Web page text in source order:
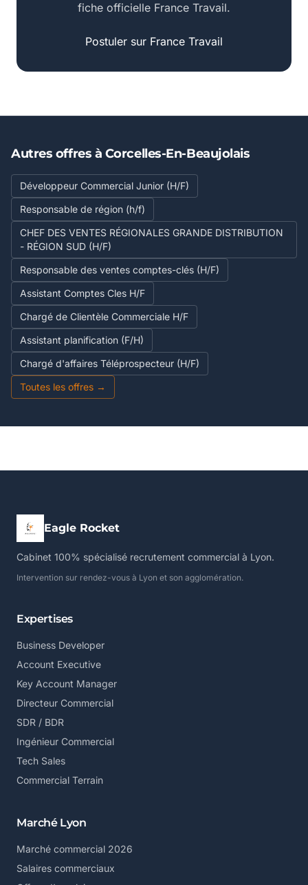
fiche officielle France Travail.
Postuler sur France Travail
Autres offres à Corcelles-En-Beaujolais
Développeur Commercial Junior (H/F)
Responsable de région (h/f)
CHEF DES VENTES RÉGIONALES GRANDE DISTRIBUTION
- RÉGION SUD (H/F)
Responsable des ventes comptes-clés (H/F)
Assistant Comptes Cles H/F
Chargé de Clientèle Commerciale H/F
Assistant planification (F/H)
Chargé d'affaires Téléprospecteur (H/F)
Toutes les offres →
Eagle Rocket
Cabinet 100% spécialisé recrutement commercial à Lyon.
Intervention sur rendez-vous à Lyon et son agglomération.
Expertises
Business Developer
Account Executive
Key Account Manager
Directeur Commercial
SDR / BDR
Ingénieur Commercial
Tech Sales
Commercial Terrain
Marché Lyon
Marché commercial 2026
Salaires commerciaux